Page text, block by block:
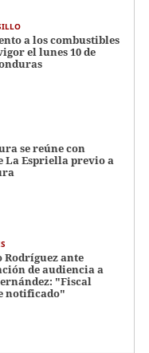
a los combustibles
el lunes 10 de
se reúne con
La Espriella previo a
Rodríguez ante
de audiencia a
"Fiscal
notificado"